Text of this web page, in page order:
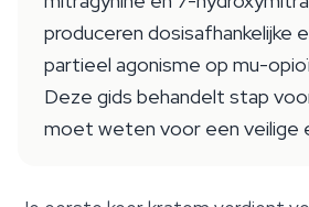
produceren dosisafhankelijke
partieel agonisme op mu-
Deze gids behandelt stap
moet weten voor een veilige